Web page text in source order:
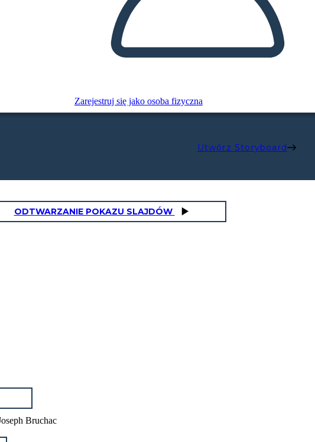
Zarejestruj się jako osoba fizyczna
Utwórz Storyboard
ODTWARZANIE POKAZU SLAJDÓW